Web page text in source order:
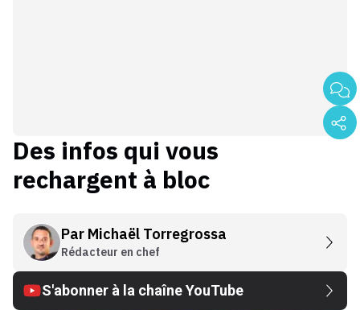
Des infos qui vous
rechargent à bloc
Par Michaël Torregrossa
Rédacteur en chef
S'abonner à la chaîne YouTube